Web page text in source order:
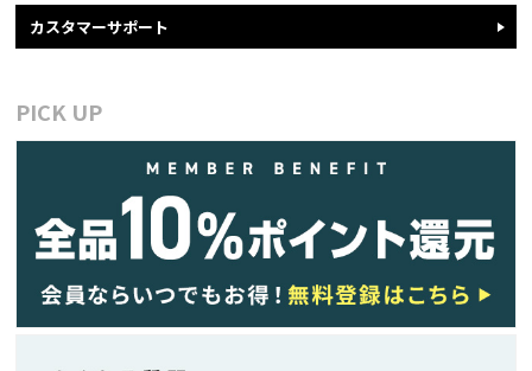
カスタマーサポート
PICK UP